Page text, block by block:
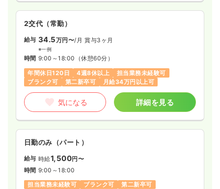
2交代（常勤）
給与 34.5万円〜/月 賞与3ヶ月
※一例
時間 9:00～18:00 （休憩60分）
年間休日120日
4週8休以上
担当業務未経験可
ブランク可
第二新卒可 月給34万円以上可
気になる 詳細を見る
日勤のみ（パート）
給与 時給1,500円〜
時間 9:00～18:00
担当業務未経験可
ブランク可
第二新卒可